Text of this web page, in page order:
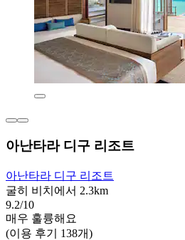
아난타라 디구 리조트
아난타라 디구 리조트
굴히 비치에서 2.3km
9.2/10
매우 훌륭해요
(이용 후기 138개)